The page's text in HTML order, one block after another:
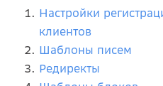
Настройки
клиентов
Шаблоны писем
Редиректы